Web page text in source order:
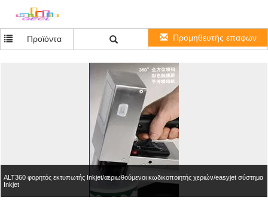
Προϊόντα Προμηθευτής επαφών
ALT360 φορητός εκτυπωτής Inkjet/αεριωθούμενοι κωδικοποιητής χεριών/easyjet σύστημα
Inkjet